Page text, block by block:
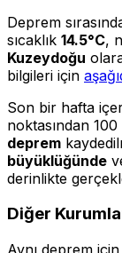
Deprem
sıcaklık 14.5°C,
Kuzeydoğu
bilgileri için
Son bir hafta
noktasından
deprem
büyüklüğünde
derinlikte
Diğer